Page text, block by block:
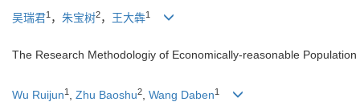
吴瑞君1 ， 朱宝树2， 王大犇1
The Research Methodologiy of Economically-reasonable
Wu Ruijun1 Zhu Baoshu2 Wang Daben1